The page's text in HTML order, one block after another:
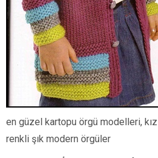
en güzel kartopu örgü modelleri,
renkli şık modern örgüler